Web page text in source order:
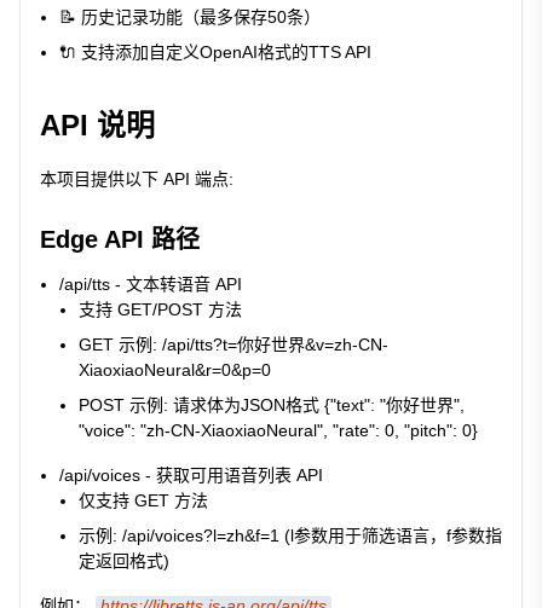
📝 历史记录功能（最多保存50条）
🔌 支持添加自定义OpenAI格式的TTS API
API 说明
本项目提供以下 API 端点:
Edge API 路径
/api/tts - 文本转语音 API
支持 GET/POST 方法
GET 示例: /api/tts?t=你好世界&v=zh-CN-
XiaoxiaoNeural&r=0&p=0
POST 示例: 请求体为JSON格式 {"text": "你好世界",
"voice": "zh-CN-XiaoxiaoNeural", "rate": 0, "pitch": 0}
/api/voices - 获取可用语音列表 API
仅支持 GET 方法
示例: /api/voices?l=zh&f=1 (l参数用于筛选语言，f参数指
定返回格式)